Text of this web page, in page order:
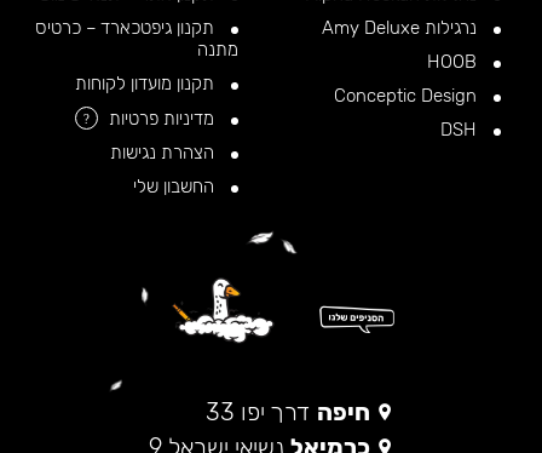
נרגילות Amy Deluxe
תקנון גיפטכארד – כרטיס
מתנה
תקנון מועדון לקוחות
מדיניות פרטיות
?
הצהרת נגישות
החשבון שלי
חיפה דרך יפו 33
כרמיאל נשיאי ישראל 9